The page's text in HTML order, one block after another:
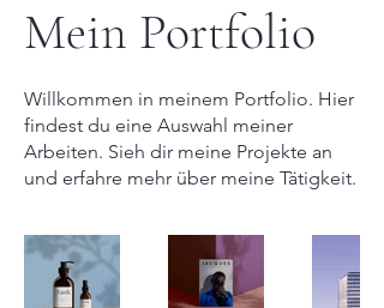
Mein Portfolio
Willkommen in meinem Portfolio. Hier
findest du eine Auswahl meiner
Arbeiten. Sieh dir meine Projekte an
und erfahre mehr über meine Tätigkeit.